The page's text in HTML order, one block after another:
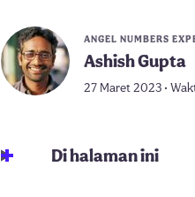
ANGEL NUMBERS
Ashish Gupta
27 Maret 2023 •
Di halaman ini